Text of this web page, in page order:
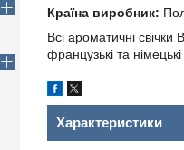
Країна виробник:
Всі ароматичні свічки
французькі та
Характеристики